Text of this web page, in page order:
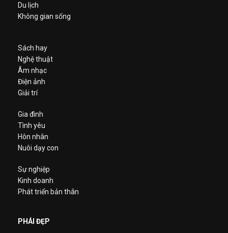
Du lịch
Không gian sống
Sách hay
Nghệ thuật
Âm nhạc
Điện ảnh
Giải trí
Gia đình
Tình yêu
Hôn nhân
Nuôi dạy con
Sự nghiệp
Kinh doanh
Phát triển bản thân
PHÁI ĐẸP